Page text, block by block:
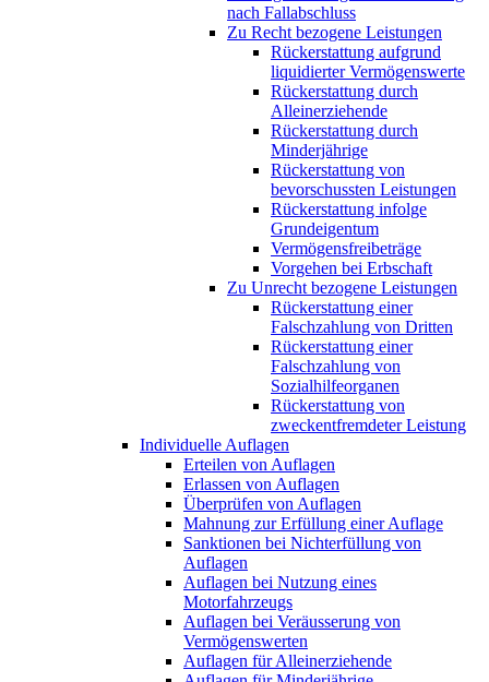
nach Fallabschluss
Zu Recht bezogene Leistungen
Rückerstattung aufgrund
liquidierter Vermögenswerte
Rückerstattung durch
Alleinerziehende
Rückerstattung durch
Minderjährige
Rückerstattung von
bevorschussten Leistungen
Rückerstattung infolge
Grundeigentum
Vermögensfreibeträge
Vorgehen bei Erbschaft
Zu Unrecht bezogene Leistungen
Rückerstattung einer
Falschzahlung von Dritten
Rückerstattung einer
Falschzahlung von
Sozialhilfeorganen
Rückerstattung von
zweckentfremdeter Leistung
Individuelle Auflagen
Erteilen von Auflagen
Erlassen von Auflagen
Überprüfen von Auflagen
Mahnung zur Erfüllung einer Auflage
Sanktionen bei Nichterfüllung von
Auflagen
Auflagen bei Nutzung eines
Motorfahrzeugs
Auflagen bei Veräusserung von
Vermögenswerten
Auflagen für Alleinerziehende